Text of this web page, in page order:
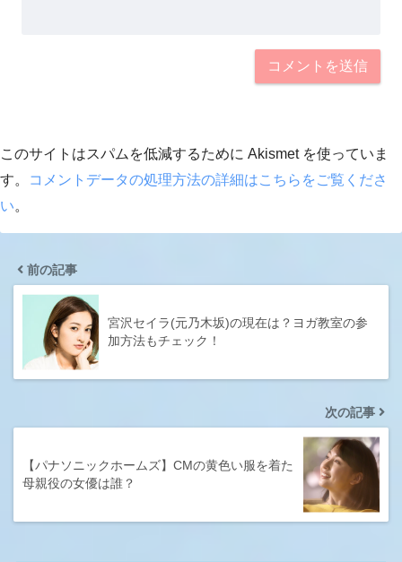
このサイトはスパムを低減するために Akismet を使っていま
す。
コメントデータの処理方法の詳細はこちらをご覧くださ
い。
前の記事
宮沢セイラ(元乃木坂)の現在は？ヨガ教室の参
加方法もチェック！
次の記事
【パナソニックホームズ】CMの黄色い服を着た
母親役の女優は誰？